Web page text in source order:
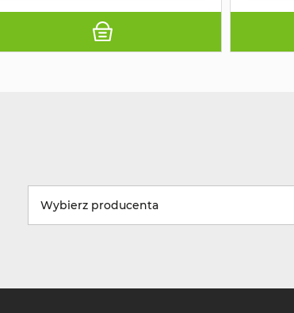
Wybierz producenta